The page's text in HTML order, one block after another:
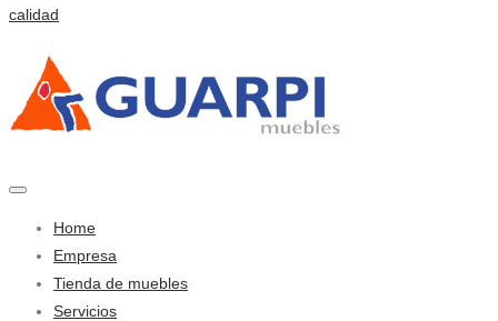
Home
Empresa
Tienda de muebles
Servicios